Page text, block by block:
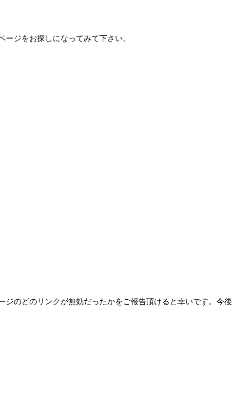
ジをお探しになってみて下さい。
ジのどのリンクが無効だったかをご報告頂けると幸いです。今